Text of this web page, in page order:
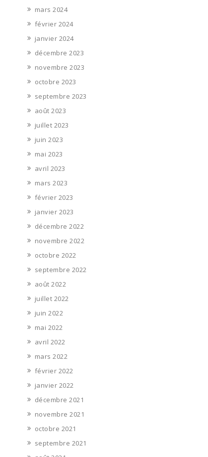
mars 2024
février 2024
janvier 2024
décembre 2023
novembre 2023
octobre 2023
septembre 2023
août 2023
juillet 2023
juin 2023
mai 2023
avril 2023
mars 2023
février 2023
janvier 2023
décembre 2022
novembre 2022
octobre 2022
septembre 2022
août 2022
juillet 2022
juin 2022
mai 2022
avril 2022
mars 2022
février 2022
janvier 2022
décembre 2021
novembre 2021
octobre 2021
septembre 2021